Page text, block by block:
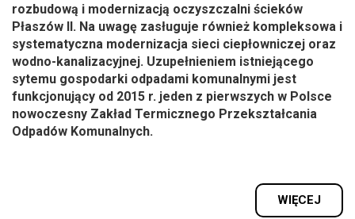
rozbudową i modernizacją oczyszczalni ścieków
Płaszów II. Na uwagę zasługuje również kompleksowa i
systematyczna modernizacja sieci ciepłowniczej oraz
wodno-kanalizacyjnej. Uzupełnieniem istniejącego
sytemu gospodarki odpadami komunalnymi jest
funkcjonujący od 2015 r. jeden z pierwszych w Polsce
nowoczesny Zakład Termicznego Przekształcania
Odpadów Komunalnych.
WIĘCEJ